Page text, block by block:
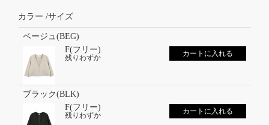
カラー サイズ
ベージュ(BEG)
F(フリー)
残りわずか カートに入れる
ブラック(BLK)
F(フリー)
残りわずか カートに入れる